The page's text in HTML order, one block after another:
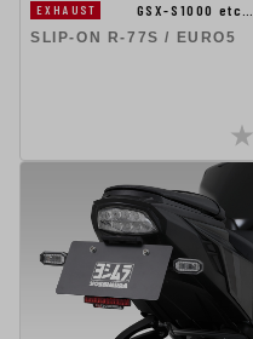
EXHAUST
GSX-S1000 etc…
SLIP-ON R-77S / EURO5